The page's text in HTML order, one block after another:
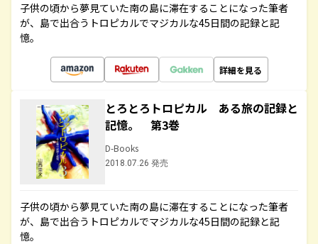
子供の頃から夢見ていた南の島に滞在することになった筆者
が、島で出合うトロピカルでマジカルな45日間の記録と記
憶。
詳細を見る
とろとろトロピカル ある旅の記録と
記憶。 第3巻
D-Books
2018.07.26 発売
子供の頃から夢見ていた南の島に滞在することになった筆者
が、島で出合うトロピカルでマジカルな45日間の記録と記
憶。